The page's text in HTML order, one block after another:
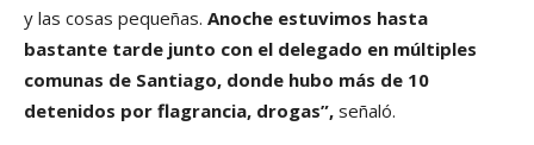
y las cosas pequeñas. Anoche estuvimos hasta
bastante tarde junto con el delegado en múltiples
comunas de Santiago, donde hubo más de 10
detenidos por flagrancia, drogas”, señaló.